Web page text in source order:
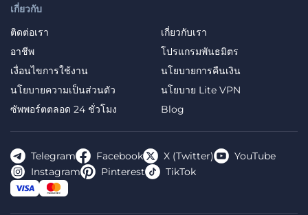
เกี่ยวกับ
ติดต่อเรา
เกี่ยวกับเรา
อาชีพ
โปรแกรมพันธมิตร
เงื่อนไขการใช้งาน
นโยบายการคืนเงิน
นโยบายความเป็นส่วนตัว
นโยบาย Lite VPN
ซัพพอร์ตตลอด 24 ชั่วโมง
Blog
Telegram Facebook X (Twitter)
YouTube
Instagram
Pinterest TikTok